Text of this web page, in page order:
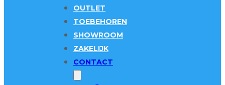
OUTLET
TOEBEHOREN
SHOWROOM
ZAKELIJK
CONTACT